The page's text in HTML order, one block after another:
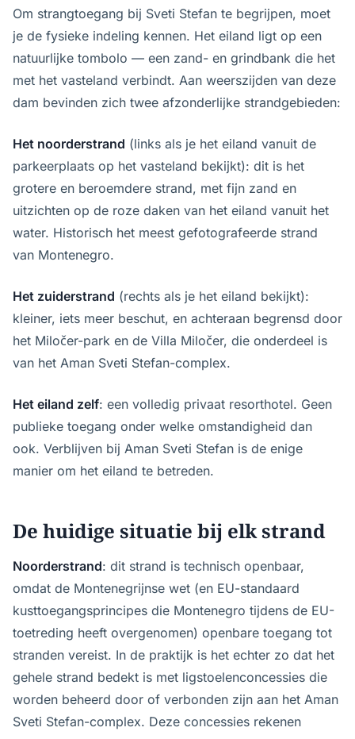
Om strangtoegang bij Sveti Stefan te begrijpen, moet
je de fysieke indeling kennen. Het eiland ligt op een
natuurlijke tombolo — een zand- en grindbank die het
met het vasteland verbindt. Aan weerszijden van deze
dam bevinden zich twee afzonderlijke strandgebieden:
Het noorderstrand (links als je het eiland vanuit de
parkeerplaats op het vasteland bekijkt): dit is het
grotere en beroemdere strand, met fijn zand en
uitzichten op de roze daken van het eiland vanuit het
water. Historisch het meest gefotografeerde strand
van Montenegro.
Het zuiderstrand (rechts als je het eiland bekijkt):
kleiner, iets meer beschut, en achteraan begrensd door
het Miločer-park en de Villa Miločer, die onderdeel is
van het Aman Sveti Stefan-complex.
Het eiland zelf: een volledig privaat resorthotel. Geen
publieke toegang onder welke omstandigheid dan
ook. Verblijven bij Aman Sveti Stefan is de enige
manier om het eiland te betreden.
De huidige situatie bij elk strand
Noorderstrand: dit strand is technisch openbaar,
omdat de Montenegrijnse wet (en EU-standaard
kusttoegangsprincipes die Montenegro tijdens de EU-
toetreding heeft overgenomen) openbare toegang tot
stranden vereist. In de praktijk is het echter zo dat het
gehele strand bedekt is met ligstoelenconcessies die
worden beheerd door of verbonden zijn aan het Aman
Sveti Stefan-complex. Deze concessies rekenen